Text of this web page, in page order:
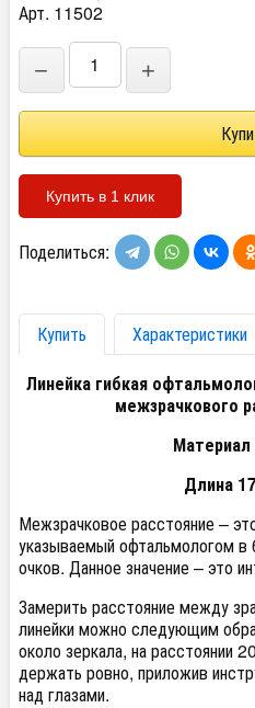
Арт. 11502
− +
Купить в 1 клик
Поделиться:
Купить
Характеристики
Линейка гибкая
межзрачкового
Материал
Длина
Межзрачковое расстояние –
указываемый офтальмологом в
очков. Данное значение – это
Замерить расстояние между
линейки можно следующим
около зеркала, на расстоянии
держать ровно, приложив
над глазами.